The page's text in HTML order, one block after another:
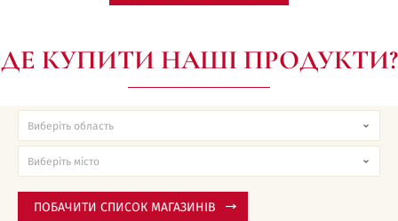
ДЕ КУПИТИ НАШІ ПРОДУКТИ?
ПОБАЧИТИ СПИСОК МАГАЗИНІВ